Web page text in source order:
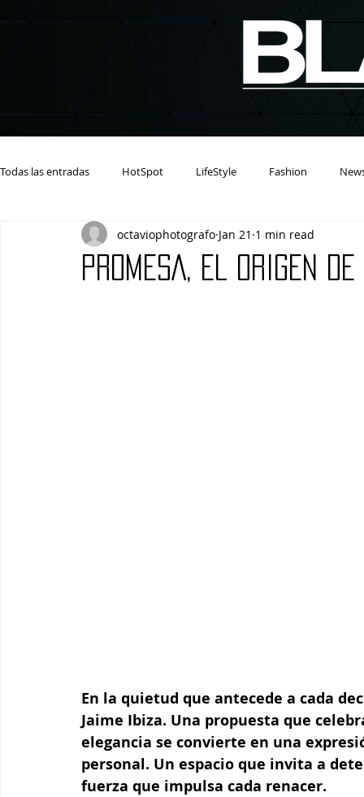
Todas las entradas HotSpot LifeStyle Fashion
PROMESA, EL ORIGEN
octaviophotografo Jan 21 1 min read
En la quietud que antecede a cada
Jaime Ibiza. Una propuesta que
elegancia se convierte en una
personal. Un espacio que invita a
fuerza que impulsa cada renacer.